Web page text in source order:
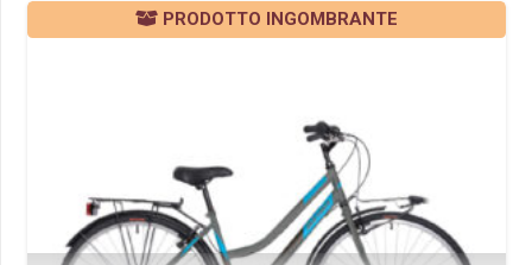
may
PRODOTTO INGOMBRANTE